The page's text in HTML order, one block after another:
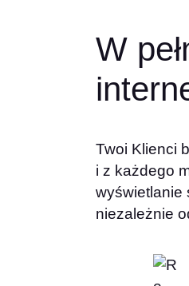
W
Twoi Klienci
i z każdego
wyświetlanie
niezależnie